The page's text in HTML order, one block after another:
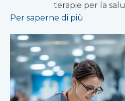
terapie per la
Per saperne di più